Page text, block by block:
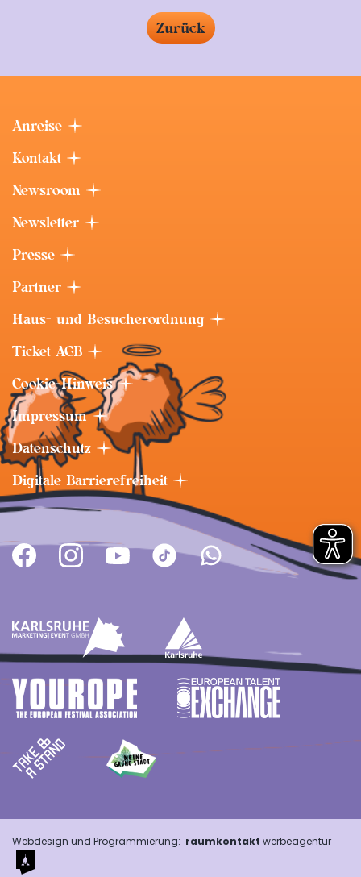
Zurück
Anreise
Kontakt
Newsroom
Newsletter
Presse
Partner
Haus- und Besucherordnung
Ticket AGB
Cookie-Hinweis
Impressum
Datenschutz
Digitale Barrierefreiheit
Webdesign und Programmierung: raumkontakt werbeagentur